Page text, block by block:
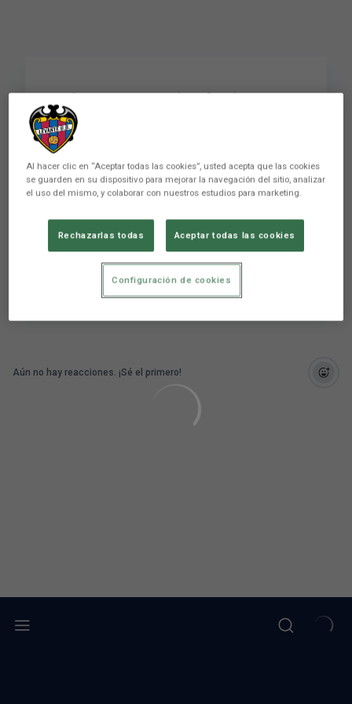
Giovanna Crivelari:
"Muy contenta por
haber marcado y
ayudado al equipo"
Giovanna Crivelari: "Muy contenta por haber
marcado y ayudado al equipo"
Aún no hay reacciones. ¡Sé el primero!
Al hacer clic en “Aceptar todas las cookies”, usted acepta que las cookies
se guarden en su dispositivo para mejorar la navegación del sitio, analizar
el uso del mismo, y colaborar con nuestros estudios para marketing.
Rechazarlas todas Aceptar todas las cookies
Configuración de cookies